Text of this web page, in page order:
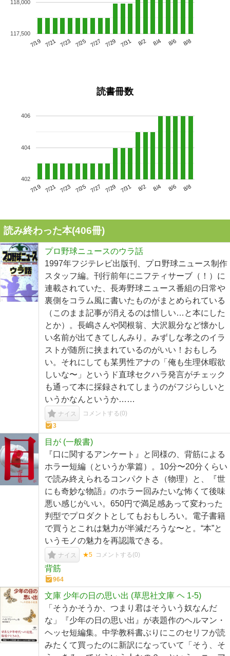
7/19 7/21 7/23 7/25 7/27 7/29 7/31 8/2 8/4 8/6 8/8
117,500
118,000
読書冊数
7/19 7/21 7/23 7/25 7/27 7/29 7/31 8/2 8/4 8/6 8/8
402
404
406
読み終わった本(406冊)
プロ野球ニュースのウラ話
1997年フジテレビ出版刊、プロ野球ニュース制作
スタッフ編。刊行前年にニフティサーブ（！）に
連載されていた、長寿野球ニュース番組の日常や
裏側をコラム風に書いたものがまとめられている
（このまま記事が消えるのは惜しい…と本にした
とか）。長嶋さんや関根翁、大沢親分など懐かし
い名前が出てきてしんみり。みずしな孝之のイラ
ストが随所に挟まれているのがいい！おもしろ
い。それにしても某男性アナの「俺も生理休暇欲
しいな〜」というド直球セクハラ発言がチェック
も通って本に採録されてしまうのがフジらしいと
いうかなんというか……
ナイス コメントする(0)
3
目が (一般書)
『口に関するアンケート』と同様の、背筋による
ホラー短編（というか掌篇）。10分〜20分くらい
で読み終えられるコンパクトさ（物理）と、『世
にも奇妙な物語』のホラー回みたいな怖くて後味
悪い感じがいい。650円で満足感あって変わった
判型でプロダクトとしてもおもしろい。電子書籍
で買うとこれは魅力が半減だろうな〜と。“本”と
いうモノの魅力を再認識できる。
ナイス ★5 コメントする(0)
背筋
964
文庫 少年の日の思い出 (草思社文庫 ヘ 1-5)
「そうかそうか、つまり君はそういう奴なんだ
な」『少年の日の思い出』が表題作のヘルマン・
ヘッセ短編集。中学教科書ぶりにこのセリフが読
みたくて買ったのに新訳になっていて「そう、そ